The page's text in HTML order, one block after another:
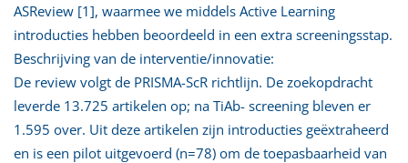
ASReview [1], waarmee we middels Active Learning
introducties hebben beoordeeld in een extra screeningsstap.
Beschrijving van de interventie/innovatie:
De review volgt de PRISMA-ScR richtlijn. De zoekopdracht
leverde 13.725 artikelen op; na TiAb- screening bleven er
1.595 over. Uit deze artikelen zijn introducties geëxtraheerd
en is een pilot uitgevoerd (n=78) om de toepasbaarheid van